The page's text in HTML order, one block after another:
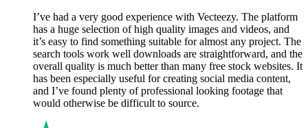
I’ve had a very good experience with Vecteezy. The platform
has a huge selection of high quality images and videos, and
it’s easy to find something suitable for almost any project. The
search tools work well downloads are straightforward, and the
overall quality is much better than many free stock websites. It
has been especially useful for creating social media content,
and I’ve found plenty of professional looking footage that
would otherwise be difficult to source.